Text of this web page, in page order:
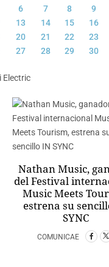
6 7 8 9
13 14 15 16
20 21 22 23
27 28 29 30
Nathan Music,
del Festival
Music Meets
estrena su
SYNC
COMUNICAE